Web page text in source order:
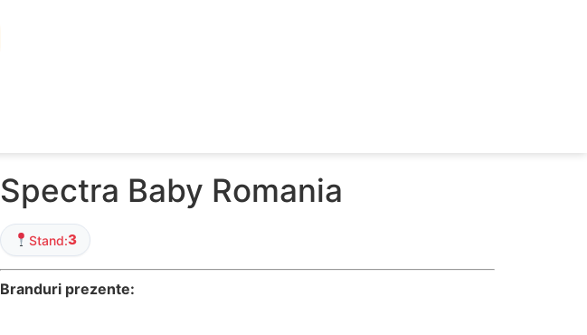
Spectra Baby Romania
Stand:3
Branduri prezente: